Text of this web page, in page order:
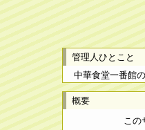
管理人ひとこと
中華食堂一番館
概要
この